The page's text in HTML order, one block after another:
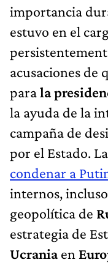
importancia
estuvo en el
acusaciones de
parala
la ayuda de la
campaña de
por el Estado.
condenar a
internos,
geopolítica de
estrategia de
Ucraniaen